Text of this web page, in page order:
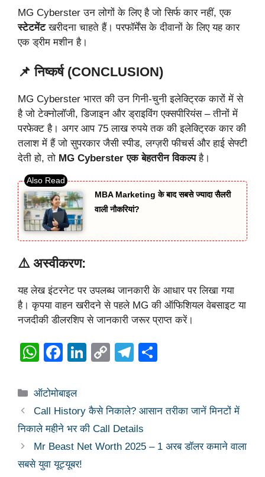
MG Cyberster उन लोगों के लिए है जो सिर्फ कार नहीं, एक
स्टेटमेंटखरीदना चाहते हैं। परफॉर्मेंस के दीवानों के लिए यह कार
एक ड्रीम मशीन है।
📌 निष्कर्ष (CONCLUSION)
MG Cyberster भारत की उन गिनी-चुनी इलेक्ट्रिक कारों में से
है जो टेक्नोलॉजी, डिजाइन और ड्राइविंग एक्सपीरियंस – तीनों में
परफेक्ट है। अगर आप 75 लाख रुपये तक की इलेक्ट्रिक कार की
तलाश में हैं जो सुपरकार जैसी स्पीड, लग्ज़री फीचर्स और हाई सेफ्टी
देती हो, तो MG Cyberster एक बेहतरीन विकल्पहै।
MBA Marketing के बाद सबसे ज्यादा सैलरी
वाली नौकरियां?
⚠️ अस्वीकरण:
यह लेख इंटरनेट पर उपलब्ध जानकारी के आधार पर लिखा गया
है। कृपया वाहन खरीदने से पहले MG की ऑफिशियल वेबसाइट या
नजदीकी डीलरशिप से जानकारी जरूर प्राप्त करें।
W
at
s
A
p
p
F
c
e
b
o
o
Li
e
dI
n
C
y
Li
n
T
gr
a
m
e
Categories
ऑटोमोबाइल
Call History कैसे निकाले? आसान तरीका जानें मिनटों में
निकाले महीने भर की Call Details
Mr Beast Net Worth 2025 – 1 अरब डॉलर कमाने वाला
सबसे युवा यूट्यूबर!